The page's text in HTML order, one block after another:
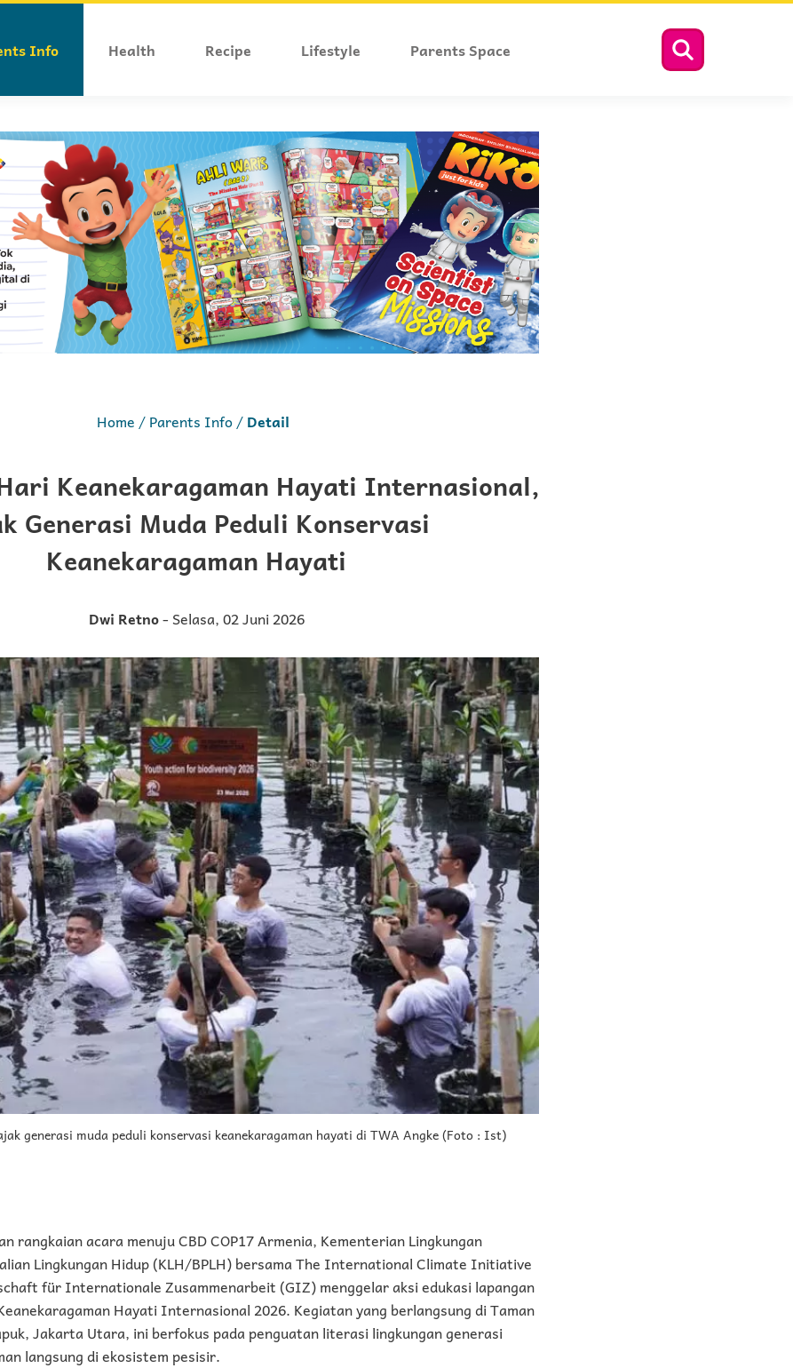
Info Health Recipe Lifestyle Parents Space
Home Parents Info Detail
Keanekaragaman Hayati Internasional,
Generasi Muda Peduli Konservasi
Keanekaragaman Hayati
Dwi Retno- Selasa, 02 Juni 2026
generasi muda peduli konservasi keanekaragaman hayati di TWA Angke (Foto : Ist)
rangkaian acara menuju CBD COP17 Armenia, Kementerian Lingkungan
Lingkungan Hidup (KLH/BPLH) bersama The International Climate Initiative
für Internationale Zusammenarbeit (GIZ) menggelar aksi edukasi lapangan
Hayati Internasional 2026. Kegiatan yang berlangsung di Taman
Jakarta Utara, ini berfokus pada penguatan literasi lingkungan generasi
langsung di ekosistem pesisir.